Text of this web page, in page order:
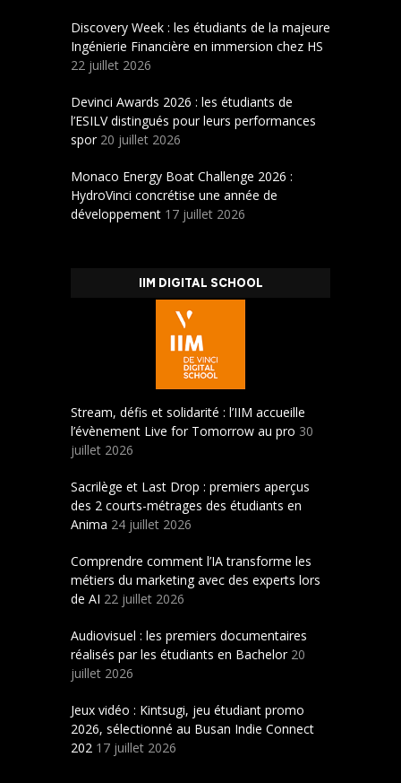
Discovery Week : les étudiants de la majeure
Ingénierie Financière en immersion chez HS
22 juillet 2026
Devinci Awards 2026 : les étudiants de
l’ESILV distingués pour leurs performances
spor 20 juillet 2026
Monaco Energy Boat Challenge 2026 :
HydroVinci concrétise une année de
développement 17 juillet 2026
IIM DIGITAL SCHOOL
Stream, défis et solidarité : l’IIM accueille
l’évènement Live for Tomorrow au pro 30
juillet 2026
Sacrilège et Last Drop : premiers aperçus
des 2 courts-métrages des étudiants en
Anima 24 juillet 2026
Comprendre comment l’IA transforme les
métiers du marketing avec des experts lors
de AI 22 juillet 2026
Audiovisuel : les premiers documentaires
réalisés par les étudiants en Bachelor 20
juillet 2026
Jeux vidéo : Kintsugi, jeu étudiant promo
2026, sélectionné au Busan Indie Connect
202 17 juillet 2026